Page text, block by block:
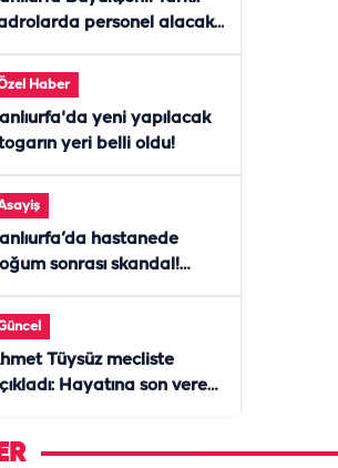
personel alacak!
Haber
yeni yapılacak
yeri belli oldu!
hastanede
sonrası skandal!
Tüysüz mecliste
Hayatına son veren